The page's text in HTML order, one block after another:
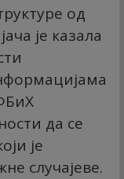
од
је казала
да се
је
случајеве.